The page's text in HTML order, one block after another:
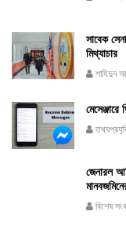
সাবেক
মিথ্যাচার
শাহিদুন
জেনারল
বিশেষ